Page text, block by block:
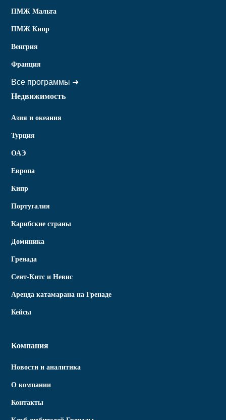
ПМЖ Мальта
ПМЖ Кипр
Венгрия
Франция
Все программы ➜
Недвижимость
Азия и океания
Турция
ОАЭ
Европа
Кипр
Португалия
Карибские страны
Доминика
Гренада
Сент-Китс и Невис
Аренда катамарана на Гренаде
Кейсы
Компания
Новости и аналитика
О компании
Контакты